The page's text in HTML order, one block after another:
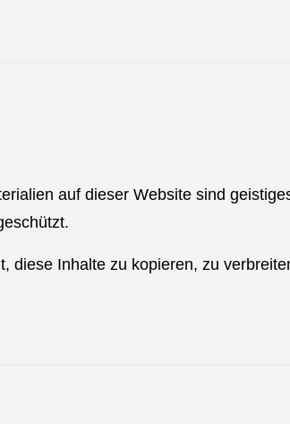
auf dieser Website sind
diese Inhalte zu kopieren, zu